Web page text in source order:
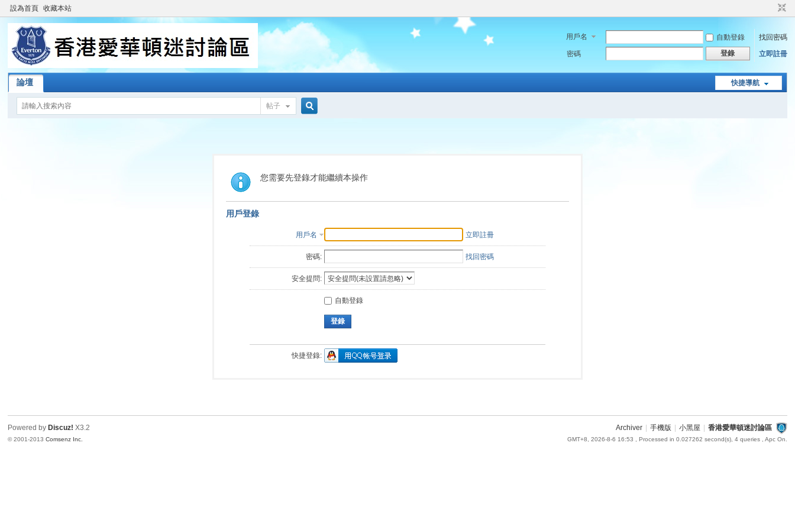
設為首頁 收藏本站
用戶名 自動登錄
找回密碼
密碼
登錄 立即註冊
快捷導航
論壇
帖子
索
您需要先登錄才能繼續本操作
用戶登錄
用戶名 立即註冊
密碼: 找回密碼
安全提問:
自動登錄
登錄
快捷登錄:
Archiver 手機版 小黑屋 香港愛華頓迷討論區
GMT+8, 2026-8-6 16:53 , Processed in 0.027262 second(s), 4 queries , Apc On.
Powered by Discuz! X3.2
© 2001-2013Comsenz Inc.